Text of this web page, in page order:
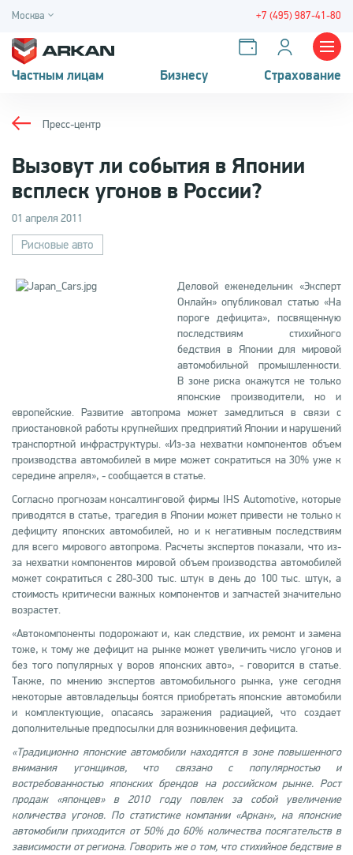
Москва +7 (495) 987-41-80
Частным лицам Бизнесу Страхование
Пресс-центр
Вызовут ли события в Японии
всплеск угонов в России?
01 апреля 2011
Рисковые авто
Деловой еженедельник «Эксперт
Онлайн» опубликовал статью «На
пороге дефицита», посвященную
последствиям стихийного
бедствия в Японии для мировой
автомобильной промышленности.
В зоне риска окажутся не только
японские производители, но и
европейские. Развитие автопрома может замедлиться в связи с
приостановкой работы крупнейших предприятий Японии и нарушений
транспортной инфраструктуры. «Из-за нехватки компонентов объем
производства автомобилей в мире может сократиться на 30% уже к
середине апреля», - сообщается в статье.
Согласно прогнозам консалтинговой фирмы IHS Automotive, которые
приводятся в статье, трагедия в Японии может привести не только к
дефициту японских автомобилей, но и к негативным последствиям
для всего мирового автопрома. Расчеты экспертов показали, что из-
за нехватки компонентов мировой объем производства автомобилей
может сократиться с 280-300 тыс. штук в день до 100 тыс. штук, а
стоимость критически важных компонентов и запчастей значительно
возрастет.
«Автокомпоненты подорожают и, как следствие, их ремонт и замена
тоже, к тому же дефицит на рынке может увеличить число угонов и
без того популярных у воров японских авто», - говорится в статье.
Также, по мнению экспертов автомобильного рынка, уже сегодня
некоторые автовладельцы боятся приобретать японские автомобили
и комплектующие, опасаясь заражения радиацией, что создает
дополнительные предпосылки для возникновения дефицита.
«Традиционно японские автомобили находятся в зоне повышенного
внимания угонщиков, что связано с популярностью и
востребованностью японских брендов на российском рынке. Рост
продаж «японцев» в 2010 году повлек за собой увеличение
количества угонов. По статистике компании «Аркан», на японские
автомобили приходится от 50% до 60% количества посягательств в
зависимости от региона. Говорить же о том, что стихийное бедствие в